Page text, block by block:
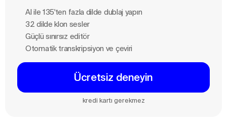
Al ile 135'ten fazla dilde dublaj yapın
32 dilde klon sesler
Güçlü sınırsız editör
Otomatik transkripsiyon ve çeviri
Ücretsiz deneyin
kredi kartı gerekmez